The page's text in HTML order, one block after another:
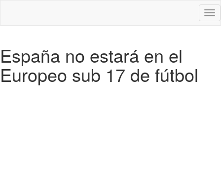
España no estará en el
Europeo sub 17 de fútbol